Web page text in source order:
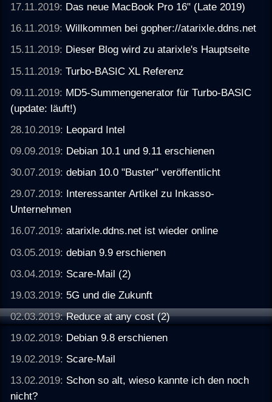
17.11.2019: Das neue MacBook Pro 16" (Late 2019)
16.11.2019:Willkommen bei gopher://atarixle.ddns.net
15.11.2019: Dieser Blog wird zu atarixle's Hauptseite
15.11.2019:Turbo-BASIC XL Referenz
09.11.2019: MD5-Summengenerator für Turbo-BASIC
(update: läuft!)
28.10.2019: Leopard Intel
09.09.2019: Debian 10.1 und 9.11 erschienen
30.07.2019:debian 10.0 "Buster" veröffentlicht
29.07.2019: Interessanter Artikel zu Inkasso-
Unternehmen
16.07.2019:atarixle.ddns.net ist wieder online
03.05.2019:debian 9.9 erschienen
03.04.2019: Scare-Mail (2)
19.03.2019: 5G und die Zukunft
02.03.2019:Reduce at any cost (2)
19.02.2019: Debian 9.8 erschienen
19.02.2019: Scare-Mail
13.02.2019: Schon so alt, wieso kannte ich den noch
nicht?